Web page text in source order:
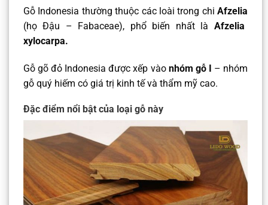
Gỗ Indonesia thường thuộc các loài trong chi Afzelia
(họ Đậu – Fabaceae), phổ biến nhất là Afzelia
xylocarpa.
Gỗ gõ đỏ Indonesia được xếp vàonhóm gỗ I – nhóm
gỗ quý hiếm có giá trị kinh tế và thẩm mỹ cao.
Đặc điểm nổi bật của loại gỗ này